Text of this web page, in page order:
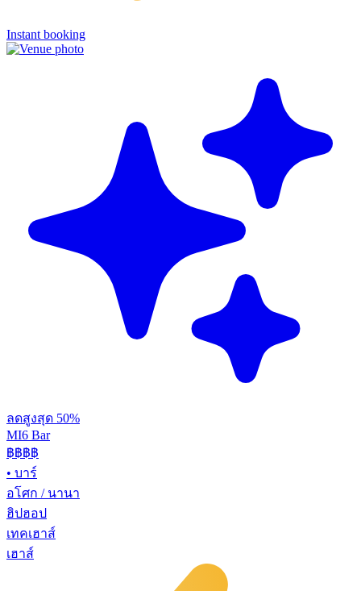
Instant booking
ลดสูงสุด 50%
MI6 Bar
฿฿฿฿
• บาร์
อโศก / นานา
ฮิปฮอป
เทคเฮาส์
เฮาส์